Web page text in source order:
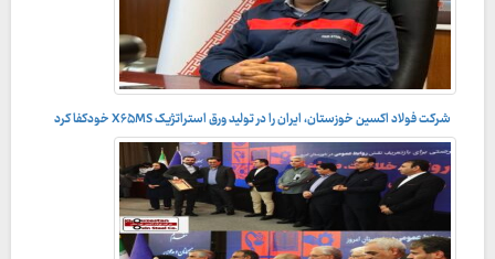
شرکت فولاد اکسین خوزستان، ایران را در تولید ورق استراتژیک X۶۵MS خودکفا کرد